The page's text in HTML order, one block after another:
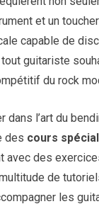
et un
capable de
guitariste
du rock
dans l’art du
des cours
avec des
de
les